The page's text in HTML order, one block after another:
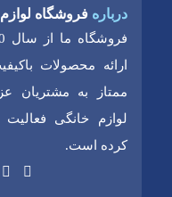
درباره فروشگاه
ارائه محصولات
ممتاز به مشتریان
لوازم خانگی فعالیت
کرده است.